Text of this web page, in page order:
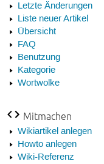
Letzte Änderungen
Liste neuer Artikel
Übersicht
FAQ
Benutzung
Kategorie
Wortwolke
Mitmachen
Wikiartikel anlegen
Howto anlegen
Wiki-Referenz